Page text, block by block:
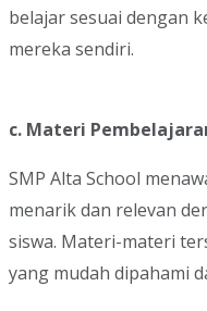
belajar sesuai dengan
mereka sendiri.
c. Materi
SMP Alta School
menarik dan relevan
siswa. Materi-materi
yang mudah dipahami